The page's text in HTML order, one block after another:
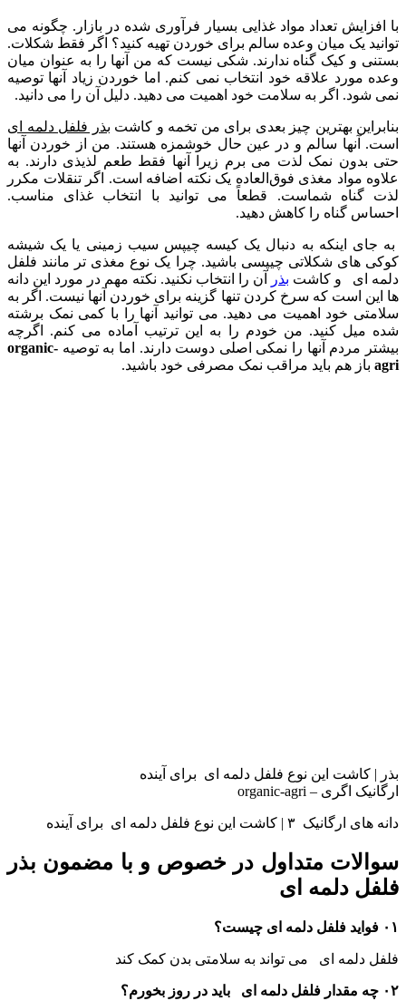
با افزایش تعداد مواد غذایی بسیار فرآوری شده در بازار. چگونه می
توانید یک میان وعده سالم برای خوردن تهیه کنید؟ اگر فقط شکلات.
بستنی و کیک گناه ندارند. شکی نیست که من آنها را به عنوان میان
وعده مورد علاقه خود انتخاب نمی کنم. اما خوردن زیاد آنها توصیه
نمی شود. اگر به سلامت خود اهمیت می دهید. دلیل آن را می دانید.
بنابراین بهترین چیز بعدی برای من تخمه و کاشت بذر فلفل دلمه ای
است. آنها سالم و در عین حال خوشمزه هستند. من از خوردن آنها
حتی بدون نمک لذت می برم زیرا آنها فقط طعم لذیذی دارند. به
علاوه مواد مغذی فوق‌العاده یک نکته اضافه است. اگر تنقلات مکرر
لذت گناه شماست. قطعاً می توانید با انتخاب غذای مناسب.
احساس گناه را کاهش دهید.
به جای اینکه به دنبال یک کیسه چیپس سیب زمینی یا یک شیشه
کوکی های شکلاتی چیپسی باشید. چرا یک نوع مغذی تر مانند فلفل
دلمه ای و کاشت بذر
آن را انتخاب نکنید. نکته مهم در مورد این دانه
ها این است که سرخ کردن تنها گزینه برای خوردن آنها نیست. اگر به
سلامتی خود اهمیت می دهید. می توانید آنها را با کمی نمک برشته
شده میل کنید. من خودم را به این ترتیب آماده می کنم. اگرچه
بیشتر مردم آنها را نمکی اصلی دوست دارند. اما به توصیه organic-
agri باز هم باید مراقب نمک مصرفی خود باشید.
بذر | کاشت این نوع فلفل دلمه ای برای آینده
ارگانیک اگری – organic-agri
دانه های ارگانیک ۳ | کاشت این نوع فلفل دلمه ای برای آینده
سوالات متداول در خصوص و با مضمون بذر
فلفل دلمه ای
۰۱ فواید فلفل دلمه ای چیست؟
فلفل دلمه ای می تواند به سلامتی بدن کمک کند
۰۲ چه مقدار فلفل دلمه ای باید در روز بخورم؟